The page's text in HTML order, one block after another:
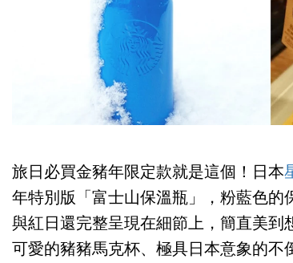
旅日必買金豬年限定款就是這個！日本
年特別版「富士山保溫瓶」，粉藍色的
與紅日還完整呈現在細節上，簡直美到
可愛的豬豬馬克杯、極具日本意象的